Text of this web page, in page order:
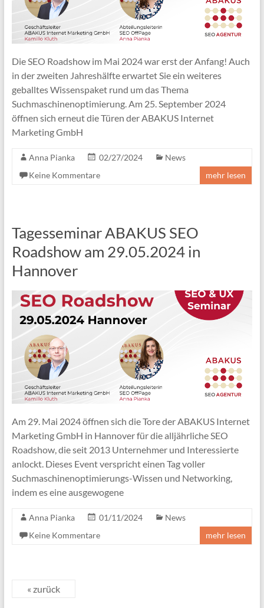
Die SEO Roadshow im Mai 2024 war erst der Anfang! Auch
in der zweiten Jahreshälfte erwartet Sie ein weiteres
geballtes Wissenspaket rund um das Thema
Suchmaschinenoptimierung. Am 25. September 2024
öffnen sich erneut die Türen der ABAKUS Internet
Marketing GmbH
Anna Pianka 02/27/2024
News
Keine Kommentare
mehr lesen
Tagesseminar ABAKUS SEO
Roadshow am 29.05.2024 in
Hannover
Am 29. Mai 2024 öffnen sich die Tore der ABAKUS Internet
Marketing GmbH in Hannover für die alljährliche SEO
Roadshow, die seit 2013 Unternehmer und Interessierte
anlockt. Dieses Event verspricht einen Tag voller
Suchmaschinenoptimierungs-Wissen und Networking,
indem es eine ausgewogene
Anna Pianka 01/11/2024
News
Keine Kommentare
mehr lesen
« zurück